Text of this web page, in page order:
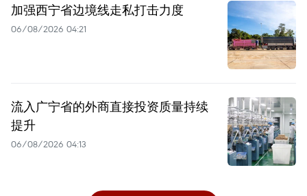
加强西宁省边境线走私打击力度
06/08/2026 04:21
流入广宁省的外商直接投资质量持续
提升
06/08/2026 04:13